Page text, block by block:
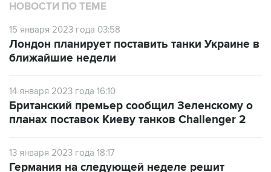
НОВОСТИ ПО ТЕМЕ
15 января 2023 года 03:58
Лондон планирует поставить танки Украине в
ближайшие недели
14 января 2023 года 16:10
Британский премьер сообщил Зеленскому о
планах поставок Киеву танков Challenger 2
13 января 2023 года 18:17
Германия на следующей неделе решит